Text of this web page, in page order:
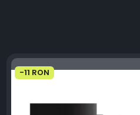
-11 RON